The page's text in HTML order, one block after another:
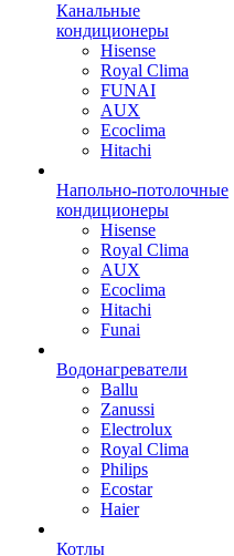
Канальные
кондиционеры
Hisense
Royal Clima
FUNAI
AUX
Ecoclima
Hitachi
Напольно-потолочные
кондиционеры
Hisense
Royal Clima
AUX
Ecoclima
Hitachi
Funai
Водонагреватели
Ballu
Zanussi
Electrolux
Royal Clima
Philips
Ecostar
Haier
Котлы